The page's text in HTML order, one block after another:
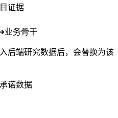
证据
业务骨干
后端研究数据后，会替换为该
诺数据